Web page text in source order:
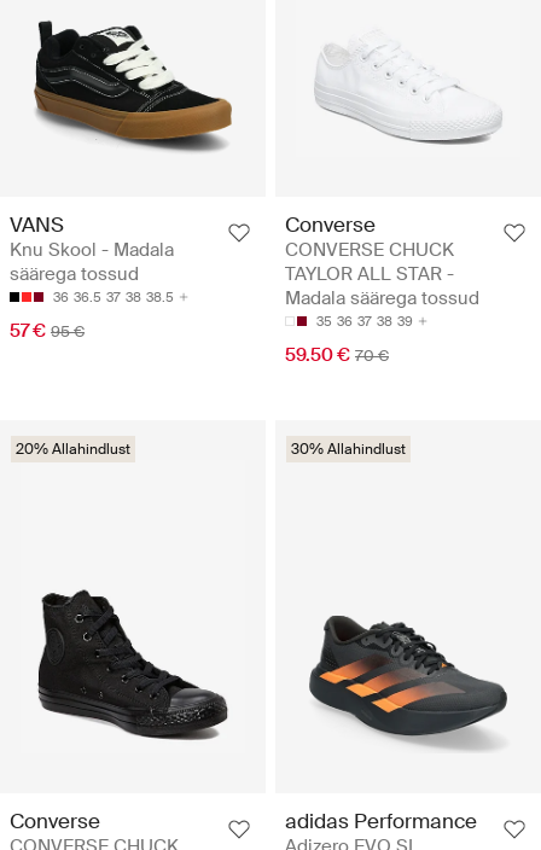
VANS
Knu Skool - Madala
säärega tossud
36 36.5 37 38 38.5
57 € 95 €
Converse
CONVERSE CHUCK
TAYLOR ALL STAR -
Madala säärega tossud
35 36 37 38 39
59.50 € 70 €
20% Allahindlust
Converse
30% Allahindlust
adidas Performance